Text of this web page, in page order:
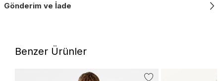
Gönderim ve İade
Benzer Ürünler